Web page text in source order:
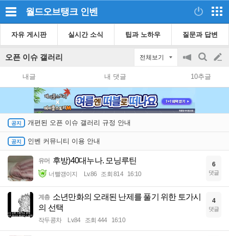
월드오브탱크 인벤
자유 게시판 실시간 소식 팁과 노하우 질문과 답변
오픈 이슈 갤러리 전체보기
공
지
on/off
검
색
글
쓰
내글 내 댓글 10추글
개편된 오픈 이슈 갤러리 규정 안내
인벤 커뮤니티 이용 안내
유머 후방)40대누나. 모닝루틴
너빨갱이지 Lv.86 조회 814 16:10
6
댓글
계층 소년만화의 오래된 난제를 풀기 위한 토가시
의 선택
작두콩차 Lv.84 조회 444 16:10
4
댓글